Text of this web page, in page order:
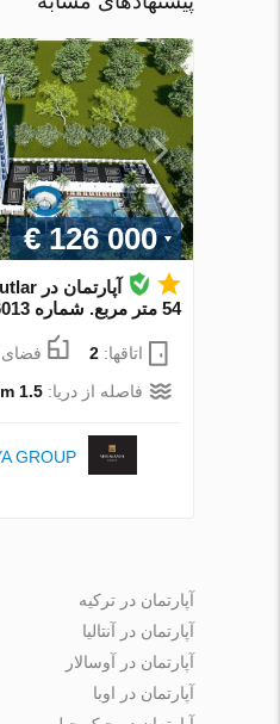
€ 126 000
54 متر مربع. شماره 146013
اتاقها: 2 فضای
فاصله از دریا: 1.5 km
GROUP
آپارتمان در ترکیه
آپارتمان در آنتالیا
آپارتمان در آوسالار
آپارتمان در اوبا